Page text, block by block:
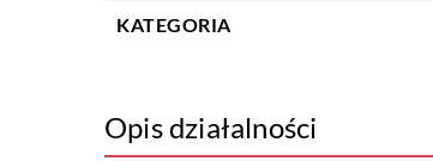
KATEGORIA
Opis działalności